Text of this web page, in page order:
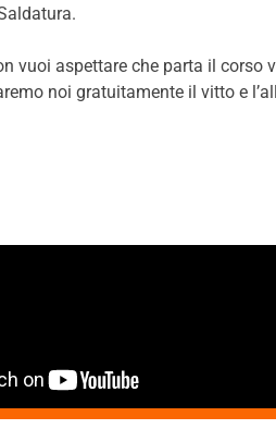
vuoi aspettare che parta il
noi gratuitamente il vitto e